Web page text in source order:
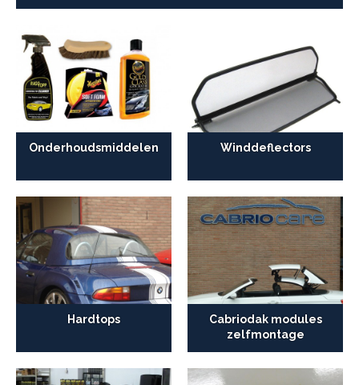
Onderhoudsmiddelen Winddeflectors
Hardtops
Cabriodak modules
zelfmontage